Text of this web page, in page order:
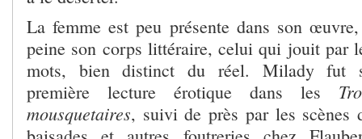
La femme est peu présente dans son
peine son corps littéraire, celui qui jouit par
mots, bien distinct du réel. Milady fut
première lecture érotique dans les
mousquetaires, suivi de près par les scènes